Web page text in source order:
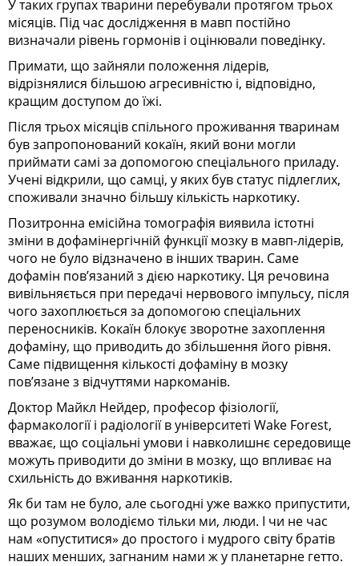
У таких групах тварини перебували протягом трьох
місяців. Під час дослідження в мавп постійно
визначали рівень гормонів і оцінювали поведінку.
Примати, що зайняли положення лідерів,
відрізнялися більшою агресивністю і, відповідно,
кращим доступом до їжі.
Після трьох місяців спільного проживання тваринам
був запропонований кокаїн, який вони могли
приймати самі за допомогою спеціального приладу.
Учені відкрили, що самці, у яких був статус підлеглих,
споживали значно більшу кількість наркотику.
Позитронна емісійна томографія виявила істотні
зміни в дофамінергічній функції мозку в мавп-лідерів,
чого не було відзначено в інших тварин. Саме
дофамін пов’язаний з дією наркотику. Ця речовина
вивільняється при передачі нервового імпульсу, після
чого захоплюється за допомогою спеціальних
переносників. Кокаїн блокує зворотне захоплення
дофаміну, що приводить до збільшення його рівня.
Саме підвищення кількості дофаміну в мозку
пов’язане з відчуттями наркоманів.
Доктор Майкл Нейдер, професор фізіології,
фармакології і радіології в університеті Wake Forest,
вважає, що соціальні умови і навколишнє середовище
можуть приводити до зміни в мозку, що впливає на
схильність до вживання наркотиків.
Як би там не було, але сьогодні уже важко припустити,
що розумом володіємо тільки ми, люди. І чи не час
нам «опуститися» до простого і мудрого світу братів
наших менших, загнаним нами ж у планетарне гетто.